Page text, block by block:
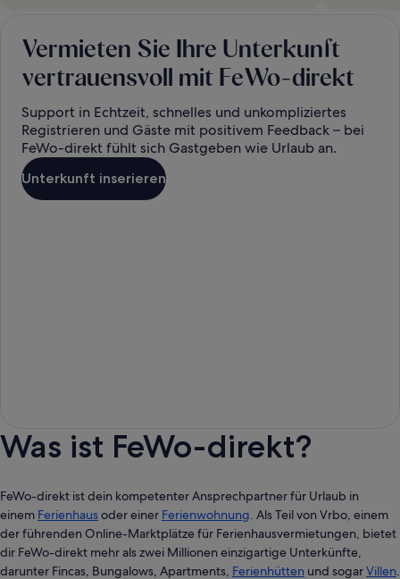
Vermieten Sie Ihre Unterkunft
vertrauensvoll mit FeWo-direkt
Support in Echtzeit, schnelles und unkompliziertes
Registrieren und Gäste mit positivem Feedback – bei
FeWo-direkt fühlt sich Gastgeben wie Urlaub an.
Unterkunft inserieren
Was ist FeWo-direkt?
FeWo-direkt ist dein kompetenter Ansprechpartner für Urlaub in
einem Ferienhausoder einer Ferienwohnung. Als Teil von Vrbo, einem
der führenden Online-Marktplätze für Ferienhausvermietungen, bietet
dir FeWo-direkt mehr als zwei Millionen einzigartige Unterkünfte,
darunter Fincas, Bungalows, Apartments, Ferienhütten und sogarVillen.